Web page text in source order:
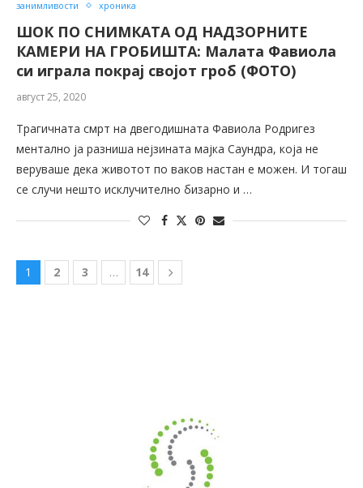
занимливости хроника
ШОК ПО СНИМКАТА ОД НАДЗОРНИТЕ
КАМЕРИ НА ГРОБИШТА: Малата Фавиола
си играла покрај својот гроб (ФОТО)
август 25, 2020
Трагичната смрт на двегодишната Фавиола Родригез
ментално ја разниша нејзината мајка Саундра, која не
веруваше дека животот по ваков настан е можен. И тогаш
се случи нешто исклучително бизарно и …
1 2 3 … 14